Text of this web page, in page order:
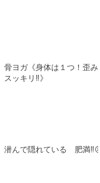
骨ヨガ《身体は１つ！歪み
スッキリ‼️》
潜んで隠れている 肥満‼️😖